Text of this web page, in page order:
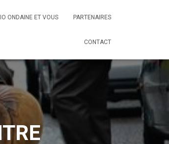
ONDAINE ET VOUS PARTENAIRES
CONTACT